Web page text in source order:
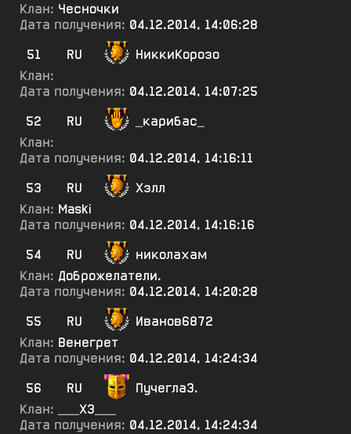
Клан: Чесночки
Дата получения: 04.12.2014, 14:06:28
51
RU
НиккиКорозо
Клан:
Дата получения: 04.12.2014, 14:07:25
52
RU
_карибас_
Клан:
Дата получения: 04.12.2014, 14:16:11
53
RU
Хзлл
Клан: Maski
Дата получения: 04.12.2014, 14:16:16
54
RU
николахам
Клан: Доброжелатели.
Дата получения: 04.12.2014, 14:20:28
55
RU
Иванов6872
Клан: Венегрет
Дата получения: 04.12.2014, 14:24:34
56
RU
ПучеглаЗ.
Клан:
___Х3___
Дата получения: 04.12.2014, 14:24:34